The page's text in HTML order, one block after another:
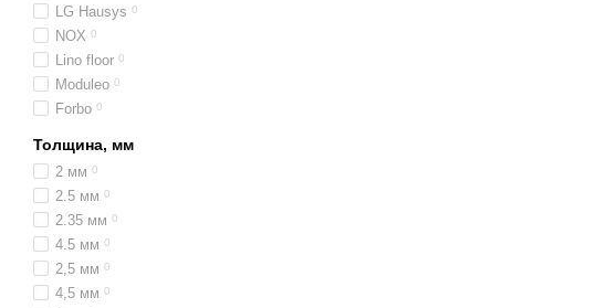
LG Hausys 0
NOX 0
Lino floor 0
Moduleo 0
Forbo 0
Толщина, мм
2 мм 0
2.5 мм 0
2.35 мм 0
4.5 мм 0
2,5 мм 0
4,5 мм 0